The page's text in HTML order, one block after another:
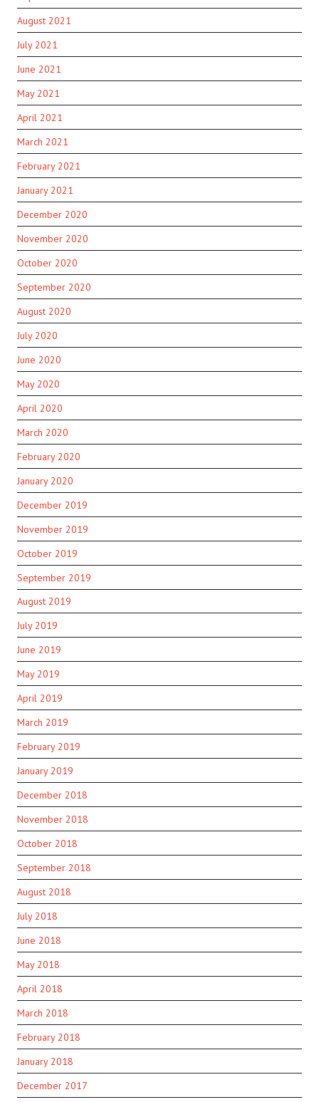
August 2021
July 2021
June 2021
May 2021
April 2021
March 2021
February 2021
January 2021
December 2020
November 2020
October 2020
September 2020
August 2020
July 2020
June 2020
May 2020
April 2020
March 2020
February 2020
January 2020
December 2019
November 2019
October 2019
September 2019
August 2019
July 2019
June 2019
May 2019
April 2019
March 2019
February 2019
January 2019
December 2018
November 2018
October 2018
September 2018
August 2018
July 2018
June 2018
May 2018
April 2018
March 2018
February 2018
January 2018
December 2017